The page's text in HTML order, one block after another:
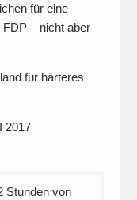
für eine
– nicht aber
für härteres
2017
Stunden von